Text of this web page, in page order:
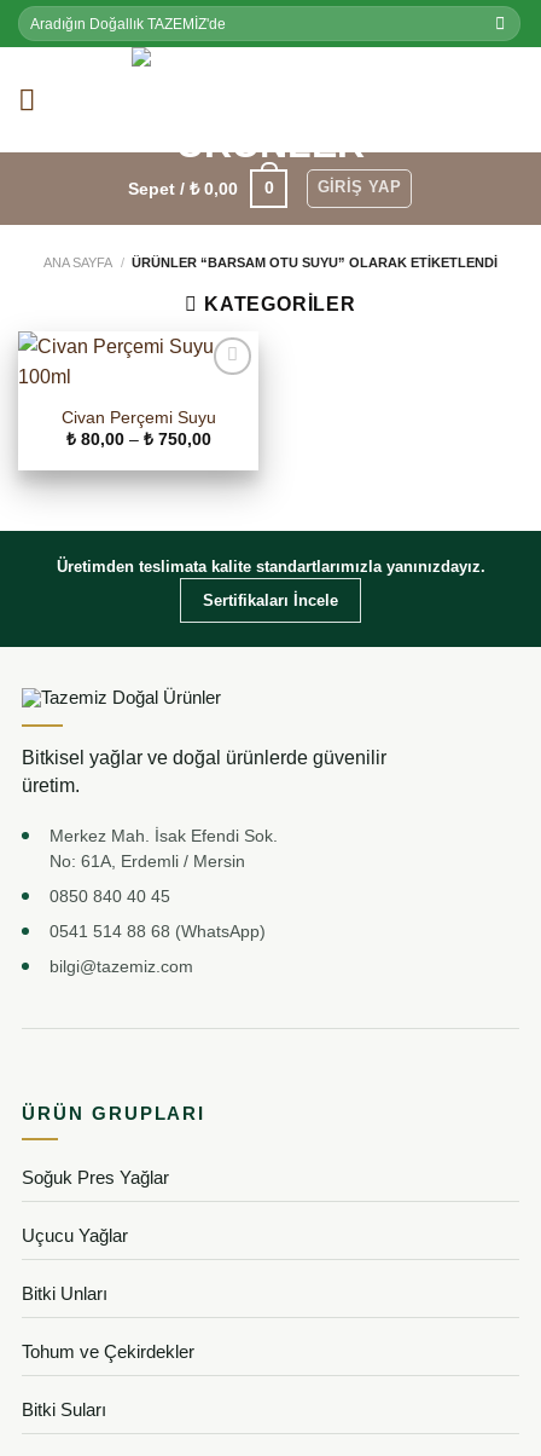
Skip
to
Ara:
Sepet / ₺0,00 0 GIRIŞ YAP
ANA SAYFA / ÜRÜNLER “BARSAM OTU SUYU” OLARAK ETIKETLENDI
KATEGORILER
Civan Perçemi Suyu
₺80,00 – ₺750,00Fiyat
₺ 80,00
-
Üretimden teslimata kalite standartlarımızla yanınızdayız.
Sertifikaları İncele
Bitkisel yağlar ve doğal ürünlerde güvenilir
üretim.
Merkez Mah. İsak Efendi Sok.
No: 61A, Erdemli / Mersin
0850 840 40 45
0541 514 88 68 (WhatsApp)
bilgi@tazemiz.com
ÜRÜN GRUPLARI
Soğuk Pres Yağlar
Uçucu Yağlar
Bitki Unları
Tohum ve Çekirdekler
Bitki Suları